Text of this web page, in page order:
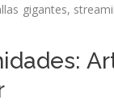
gigantes,